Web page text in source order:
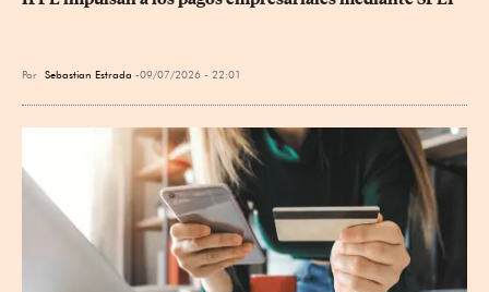
Por Sebastian Estrada 09/07/2026 - 22:01